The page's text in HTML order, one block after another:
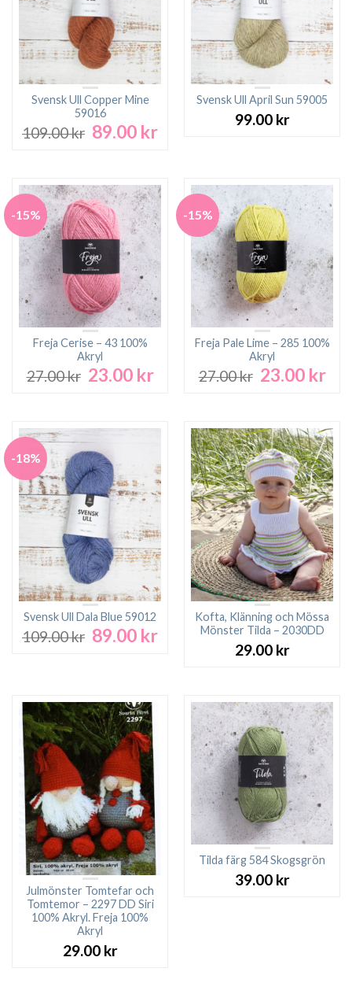
Svensk Ull Copper Mine
59016
109.00kr Det
109.00 kr.
89.00 krDet
89.00 kr.
Svensk Ull April Sun 59005
99.00 kr
-15%
Freja Cerise – 43 100%
Akryl
27.00kr Det
27.00 kr.
23.00 krDet
23.00 kr.
-15%
Freja Pale Lime – 285 100%
Akryl
27.00kr Det
27.00 kr.
23.00 krDet
-18%
Svensk Ull Dala Blue 59012
109.00kr Det
89.00 krDet
Kofta, Klänning och Mössa
Mönster Tilda – 2030DD
29.00 kr
Julmönster Tomtefar och
Tomtemor – 2297 DD Siri
100% Akryl. Freja 100%
Akryl
29.00 kr
Tilda färg 584 Skogsgrön
39.00 kr